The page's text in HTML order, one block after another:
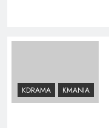
KDRAMA KMANIA